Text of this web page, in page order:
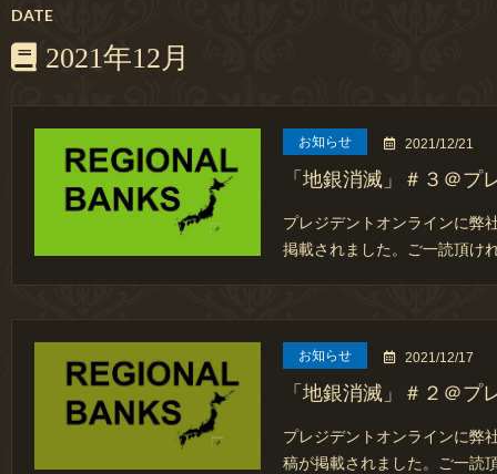
DATE
2021年12月
お知らせ 2021/12/21
「地銀消滅」＃３＠プ
プレジデントオンラインに
掲載されました。ご一読頂け
お知らせ 2021/12/17
「地銀消滅」＃２＠プ
プレジデントオンラインに
稿が掲載されました。ご一読